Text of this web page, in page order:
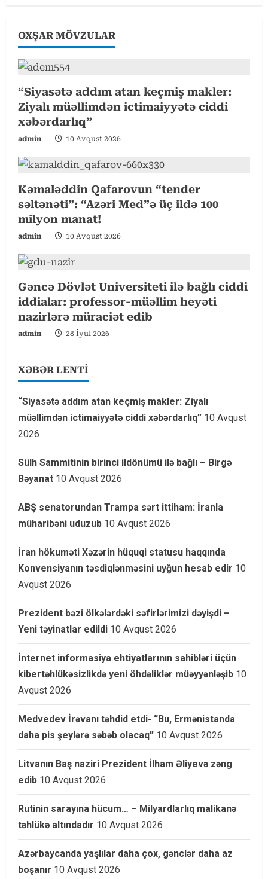
e
R
e
a
d
i
n
g
OXŞAR MÖVZULAR
“Siyasətə addım atan keçmiş makler:
Ziyalı müəllimdən ictimaiyyətə ciddi
xəbərdarlıq”
admin 10 Avqust 2026
Kəmaləddin Qafarovun “tender
səltənəti”: “Azəri Med”ə üç ildə 100
milyon manat!
admin 10 Avqust 2026
Gəncə Dövlət Universiteti ilə bağlı ciddi
iddialar: professor-müəllim heyəti
nazirlərə müraciət edib
admin 28 İyul 2026
XƏBƏR LENTİ
“Siyasətə addım atan keçmiş makler: Ziyalı
müəllimdən ictimaiyyətə ciddi xəbərdarlıq” 10 Avqust
2026
Sülh Sammitinin birinci ildönümü ilə bağlı – Birgə
Bəyanat 10 Avqust 2026
ABŞ senatorundan Trampa sərt ittiham: İranla
müharibəni uduzub 10 Avqust 2026
İran hökuməti Xəzərin hüquqi statusu haqqında
Konvensiyanın təsdiqlənməsini uyğun hesab edir 10
Avqust 2026
Prezident bəzi ölkələrdəki səfirlərimizi dəyişdi –
Yeni təyinatlar edildi 10 Avqust 2026
İnternet informasiya ehtiyatlarının sahibləri üçün
kibertəhlükəsizlikdə yeni öhdəliklər müəyyənləşib 10
Avqust 2026
Medvedev İrəvanı təhdid etdi- “Bu, Ermənistanda
daha pis şeylərə səbəb olacaq” 10 Avqust 2026
Litvanın Baş naziri Prezident İlham Əliyevə zəng
edib 10 Avqust 2026
Rutinin sarayına hücum… – Milyardlarlıq malikanə
təhlükə altındadır 10 Avqust 2026
Azərbaycanda yaşlılar daha çox, gənclər daha az
boşanır 10 Avqust 2026